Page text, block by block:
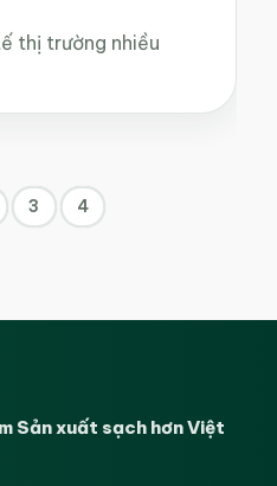
thị trường nhiều
3 4
Sản xuất sạch hơn Việt